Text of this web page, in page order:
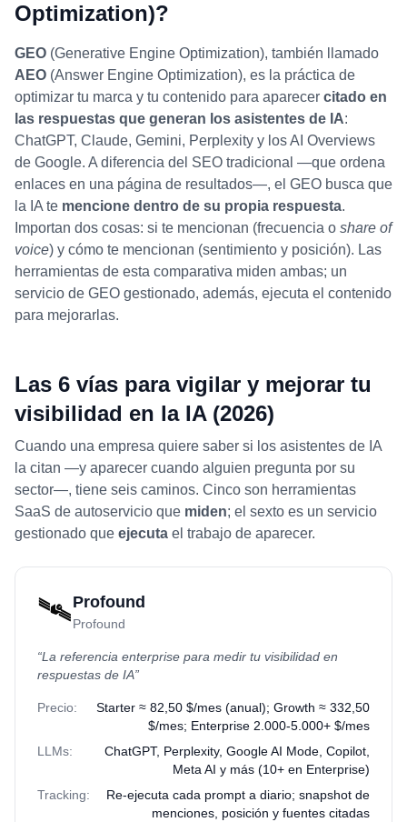
Optimization)?
GEO (Generative Engine Optimization), también llamado
AEO (Answer Engine Optimization), es la práctica de
optimizar tu marca y tu contenido para aparecer citado en
las respuestas que generan los asistentes de IA:
ChatGPT, Claude, Gemini, Perplexity y los AI Overviews
de Google. A diferencia del SEO tradicional —que ordena
enlaces en una página de resultados—, el GEO busca que
la IA te mencione dentro de su propia respuesta.
Importan dos cosas: si te mencionan (frecuencia o share of
voice) y cómo te mencionan (sentimiento y posición). Las
herramientas de esta comparativa miden ambas; un
servicio de GEO gestionado, además, ejecuta el contenido
para mejorarlas.
Las 6 vías para vigilar y mejorar tu
visibilidad en la IA (2026)
Cuando una empresa quiere saber si los asistentes de IA
la citan —y aparecer cuando alguien pregunta por su
sector—, tiene seis caminos. Cinco son herramientas
SaaS de autoservicio que miden; el sexto es un servicio
gestionado que ejecuta el trabajo de aparecer.
🛰️Profound
Profound
“La referencia enterprise para medir tu visibilidad en
respuestas de IA”
Precio:
Starter ≈ 82,50 $/mes (anual); Growth ≈ 332,50
$/mes; Enterprise 2.000-5.000+ $/mes
LLMs:
ChatGPT, Perplexity, Google AI Mode, Copilot,
Meta AI y más (10+ en Enterprise)
Tracking:
Re-ejecuta cada prompt a diario; snapshot de
menciones, posición y fuentes citadas